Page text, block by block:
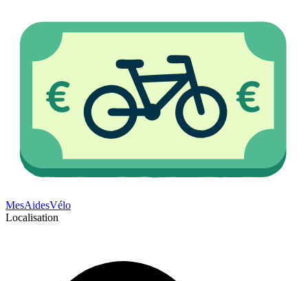
MesAidesVélo
Localisation